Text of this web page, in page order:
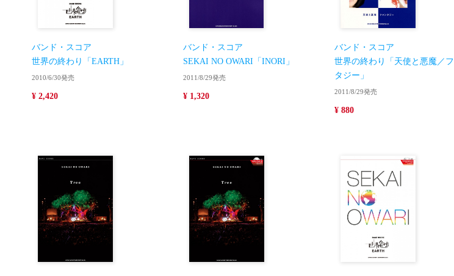
バンド・スコア
世界の終わり「EARTH」
2010/6/30発売
¥ 2,420
バンド・スコア
SEKAI NO OWARI「INORI」
2011/8/29発売
¥ 1,320
バンド・スコア
世界の終わり「天使と悪魔／
タジー」
2011/8/29発売
¥ 880